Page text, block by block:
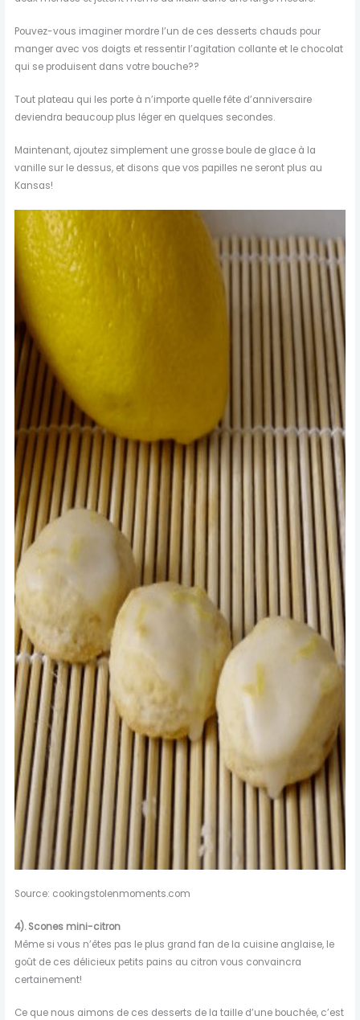
Pouvez-vous imaginer mordre l’un de ces desserts chauds pour
manger avec vos doigts et ressentir l’agitation collante et le chocolat
qui se produisent dans votre bouche??
Tout plateau qui les porte à n’importe quelle fête d’anniversaire
deviendra beaucoup plus léger en quelques secondes.
Maintenant, ajoutez simplement une grosse boule de glace à la
vanille sur le dessus, et disons que vos papilles ne seront plus au
Kansas!
Source: cookingstolenmoments.com
4).Scones mini-citron
Même si vous n’êtes pas le plus grand fan de la cuisine anglaise, le
goût de ces délicieux petits pains au citron vous convaincra
certainement!
Ce que nous aimons de ces desserts de la taille d’une bouchée, c’est